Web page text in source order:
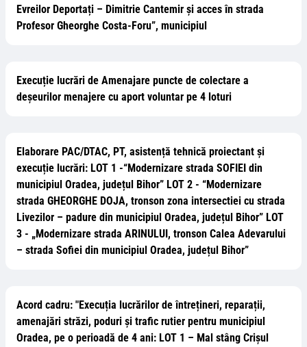
Evreilor Deportați – Dimitrie Cantemir și acces în strada
Profesor Gheorghe Costa-Foru”, municipiul
Execuție lucrări de Amenajare puncte de colectare a
deșeurilor menajere cu aport voluntar pe 4 loturi
Elaborare PAC/DTAC, PT, asistență tehnică proiectant și
execuție lucrări: LOT 1 -“Modernizare strada SOFIEI din
municipiul Oradea, județul Bihor” LOT 2 - “Modernizare
strada GHEORGHE DOJA, tronson zona intersectiei cu strada
Livezilor – padure din municipiul Oradea, județul Bihor” LOT
3 - „Modernizare strada ARINULUI, tronson Calea Adevarului
– strada Sofiei din municipiul Oradea, județul Bihor”
Acord cadru: "Execuția lucrărilor de întrețineri, reparații,
amenajări străzi, poduri și trafic rutier pentru municipiul
Oradea, pe o perioadă de 4 ani: LOT 1 – Mal stâng Crișul